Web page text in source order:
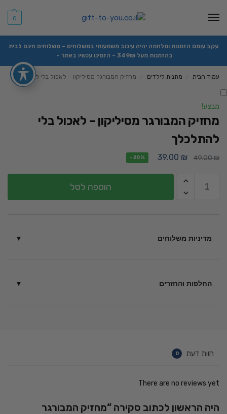
0
עקב עומס הזמנות ומלחמה יהיה עיכוב משמעותי במשלוחים – משלוחים חינם לבית
בהזמנות מעל 349₪ – הזמינו עכשיו באתר –
עמוד הבית מתנות לילדים מחזיק המבורגר מסיליקון – לאכול בלי להתלכלך
מבצע!
מחזיק המבורגר מסיליקון – לאכול בלי
להתלכלך
49.00₪
39.00 ₪
-20%
הוספה לסל
מדיניות משלוחים
החלפות והחזרים
חוות דעת 0
There are no reviews yet
היה הראשון לכתוב סקירה “מחזיק המבורגר